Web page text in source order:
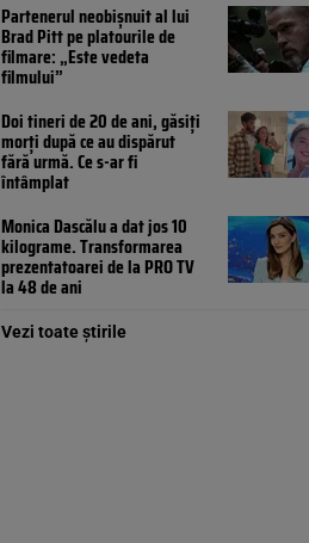
Partenerul neobișnuit al lui
Brad Pitt pe platourile de
filmare: „Este vedeta
filmului”
Doi tineri de 20 de ani, găsiți
morți după ce au dispărut
fără urmă. Ce s-ar fi
întâmplat
Monica Dascălu a dat jos 10
kilograme. Transformarea
prezentatoarei de la PRO TV
la 48 de ani
Vezi toate știrile